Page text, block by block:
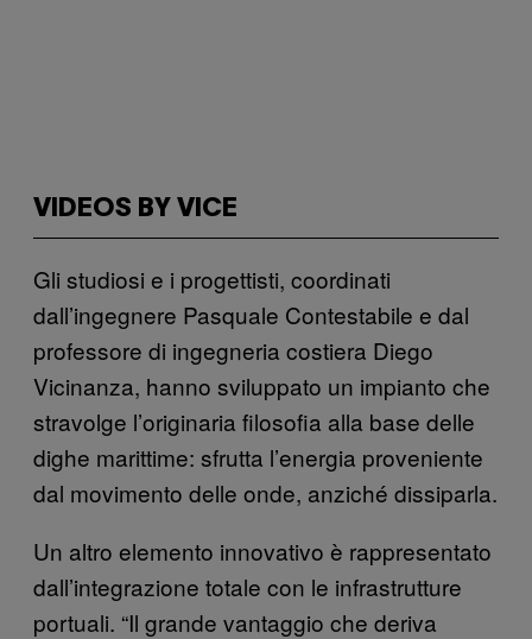
VIDEOS BY VICE
Gli studiosi e i progettisti, coordinati
dall’ingegnere Pasquale Contestabile e dal
professore di ingegneria costiera Diego
Vicinanza, hanno sviluppato un impianto che
stravolge l’originaria filosofia alla base delle
dighe marittime: sfrutta l’energia proveniente
dal movimento delle onde, anziché dissiparla.
Un altro elemento innovativo è rappresentato
dall’integrazione totale con le infrastrutture
portuali. “Il grande vantaggio che deriva